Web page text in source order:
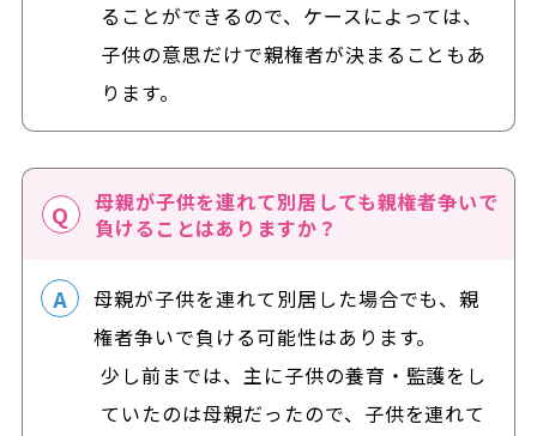
ることができるので、ケースによっては、
子供の意思だけで親権者が決まることもあ
ります。
母親が子供を連れて別居しても親権者争いで
負けることはありますか？
母親が子供を連れて別居した場合でも、親
権者争いで負ける可能性はあります。
少し前までは、主に子供の養育・監護をし
ていたのは母親だったので、子供を連れて